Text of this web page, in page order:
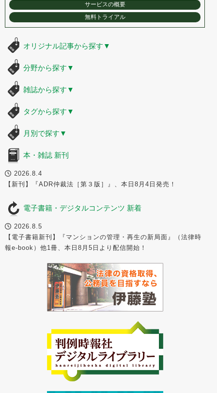
サービスの概要
無料トライアル
オリジナル記事から探す ▼
分野から探す ▼
雑誌から探す ▼
タグから探す ▼
月別で探す ▼
本・雑誌 新刊
2026.8.4
【新刊】『ADR仲裁法［第３版］』、本日8月4日発売！
電子書籍・デジタルコンテンツ 新着
2026.8.5
【電子書籍新刊】『マンションの管理・再生の新局面』（法律時
報e-book）他1冊、本日8月5日より配信開始！